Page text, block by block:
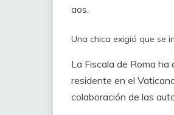
aos.
Una chica exigió que se
La Fiscala de Roma
residente en el
colaboración de las